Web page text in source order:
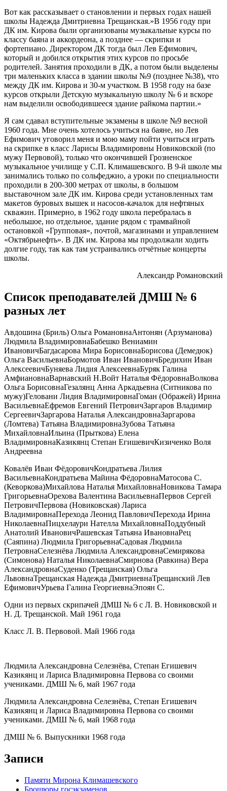
Вот как рассказывает о становлении и первых годах нашей
школы Надежда Дмитриевна Трещанская.»В 1956 году при
ДК им. Кирова были организованы музыкальные курсы по
классу баяна и аккордеона, а позднее — скрипки и
фортепиано. Директором ДК тогда был Лев Ефимович,
который и добился открытия этих курсов по просьбе
родителей. Занятия проходили в ДК, а потом были выделены
три маленьких класса в здании школы №9 (позднее №38), что
между ДК им. Кирова и 30-м участком. В 1958 году на базе
курсов открыли Детскую музыкальную школу № 6 и вскоре
нам выделили освободившееся здание райкома партии.»
Я сам сдавал вступительные экзамены в школе №9 весной
1960 года. Мне очень хотелось учиться на баяне, но Лев
Ефимович уговорил меня и мою маму пойти учиться играть
на скрипке в класс Ларисы Владимировны Новиковской (по
мужу Первовой), только что окончившей Грозненское
музыкальное училище у С.П. Климашевского. В 9-й школе мы
занимались только по сольфеджио, а уроки по специальности
проходили в 200-300 метрах от школы, в большом
выставочном зале ДК им. Кирова среди установленных там
макетов буровых вышек и насосов-качалок для нефтяных
скважин. Примерно, в 1962 году школа перебралась в
небольшое, но отдельное, здание рядом с трамвайной
остановкой «Групповая», почтой, магазинами и управлением
«Октябрьнефть». В ДК им. Кирова мы продолжали ходить
долгие году, так как там устраивались отчётные концерты
школы.
Александр Романовский
Список преподавателей ДМШ № 6
разных лет
Авдошина (Бриль) Ольга РомановнаАнтонян (Арзуманова)
Людмила ВладимировнаБабешко Вениамин
ИвановичБагдасарова Мира БорисовнаБорисова (Демедюк)
Ольга ВасильевнаБормотов Иван ИвановичБредихин Иван
АлексеевичБуняева Лидия АлексеевнаБуряк Галина
АмфиановнаВарнавский Н.Войт Наталья ФёдоровнаВолкова
Ольга БорисовнаГезалянц Анна Аркадьевна (Ситникова по
мужу)Геловани Лидия ВладимировнаГоман (Ображей) Ирина
ВасильевнаЕфремов Евгений ПетровичЗаргаров Владимир
СергеевичЗаргарова Наталья АлександровнаЗаргарова
(Ломтева) Татьяна ВладимировнаЗубова Татьяна
МихайловнаИльина (Прыткова) Елена
ВладимировнаКазикянц Степан ЕгишевичКизиченко Воля
Андреевна
Ковалёв Иван ФёдоровичКондратьева Лилия
ВасильевнаКондратьева Майина ФёдоровнаМатосова С.
(Кеворкова)Михайлова Наталья МихайловнаНовикова Тамара
ГригорьевнаОрехова Валентина ВасильевнаПервов Сергей
ПетровичПервова (Новиковская) Лариса
ВладимировнаПерехода Леонид ПавловичПерехода Ирина
НиколаевнаПицхелаури Нателла МихайловнаПоддубный
Анатолий ИвановичРашевская Татьяна ИвановнаРец
(Саяпина) Людмила ГригорьевнаСадовая Людмила
ПетровнаСелезнёва Людмила АлександровнаСемирякова
(Симонова) Наталья НиколаевнаСмирнова (Равкина) Вера
АлександровнаСуденко (Трещанская) Ольга
ЛьвовнаТрещанская Надежда ДмитриевнаТрещанский Лев
ЕфимовичУрьева Галина ГеоргиевнаЭпоян С.
Одни из первых скрипачей ДМШ № 6 с Л. В. Новиковской и
Н. Д. Трещанской. Май 1961 года
Класс Л. В. Первовой. Май 1966 года
Людмила Александровна Селезнёва, Степан Егишевич
Казикянц и Лариса Владимировна Первова со своими
учениками. ДМШ № 6, май 1967 года
Людмила Александровна Селезнёва, Степан Егишевич
Казикянц и Лариса Владимировна Первова со своими
учениками. ДМШ № 6, май 1968 года
ДМШ № 6. Выпускники 1968 года
Записи
Памяти Мирона Климашевского
Брошюры госэкзаменов